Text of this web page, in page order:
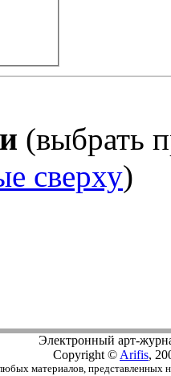
(выбрать
сверху)
Электронный арт-
Copyright © Arifis,
материалов, представленных